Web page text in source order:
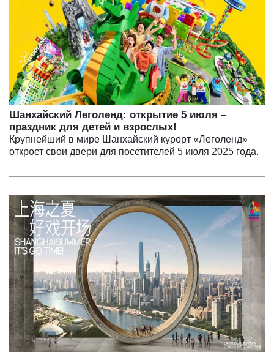
Шанхайский Леголенд: открытие 5 июля –
праздник для детей и взрослых!
Крупнейший в мире Шанхайский курорт «Леголенд»
откроет свои двери для посетителей 5 июля 2025 года.